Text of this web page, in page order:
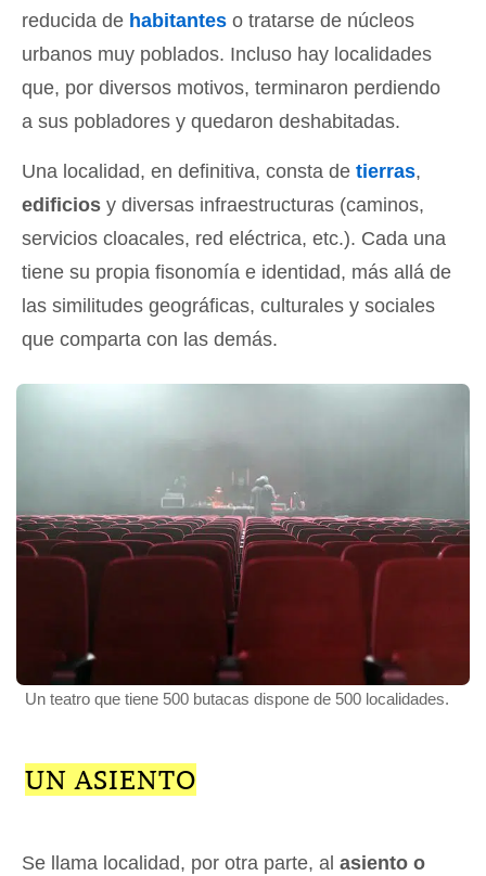
reducida de habitantes o tratarse de núcleos
urbanos muy poblados. Incluso hay localidades
que, por diversos motivos, terminaron perdiendo
a sus pobladores y quedaron deshabitadas.
Una localidad, en definitiva, consta de tierras,
edificios y diversas infraestructuras (caminos,
servicios cloacales, red eléctrica, etc.). Cada una
tiene su propia fisonomía e identidad, más allá de
las similitudes geográficas, culturales y sociales
que comparta con las demás.
Un teatro que tiene 500 butacas dispone de 500 localidades.
UN ASIENTO
Se llama localidad, por otra parte, al asiento o